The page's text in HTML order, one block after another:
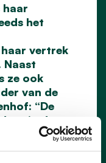
haar
het
vertrek
Naast
ze ook
van de
“De
in de
verder